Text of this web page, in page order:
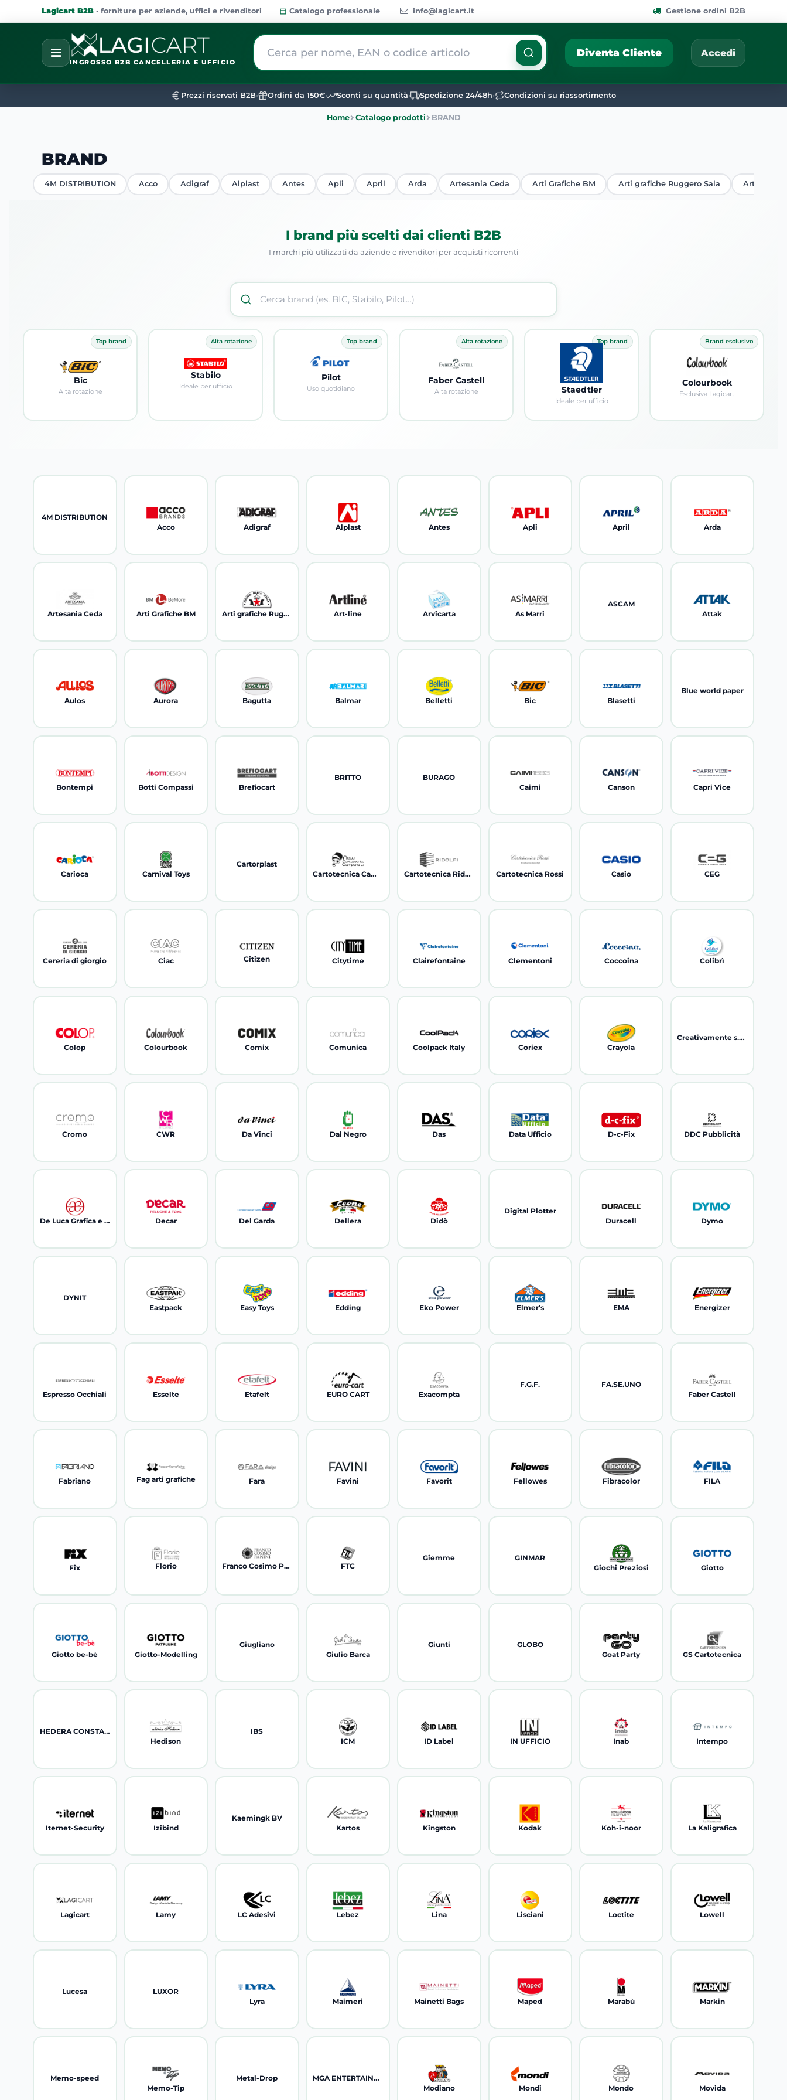
Lagicart B2B · forniture per aziende, uffici e rivenditori Catalogo professionale info@lagicart.it Gestione ordini B2B
OpenINGROSSO B2B CANCELLERIA E UFFICIO
La modifica di un filtro aggiorna automaticamente gli altri filtri disponibili. Cerca per nome,
Diventa Cliente Accedi
Prezzi riservati B2B• Ordini da 150€• Sconti su quantità• Spedizione 24/48h• Condizioni su riassortimento
Home Catalogo prodotti BRAND
BRAND
4M DISTRIBUTION Acco Adigraf Alplast Antes Apli April Arda Artesania Ceda Arti Grafiche BM Arti grafiche Ruggero Sala Art-line
I brand più scelti dai clienti B2B
I marchi più utilizzati da aziende e rivenditori per acquisti ricorrenti
Top brand
Bic
Alta rotazione
Alta rotazione
Stabilo
Ideale per ufficio
Top brand
Pilot
Uso quotidiano
Alta rotazione
Faber Castell
Alta rotazione
Top brand
Staedtler
Ideale per ufficio
Brand esclusivo
Colourbook
Esclusiva Lagicart
4M DISTRIBUTION
Acco
Adigraf Alplast Antes Apli April Arda
Artesania Ceda Arti Grafiche BM Arti grafiche Ruggero Sala Art-line Arvicarta As Marri
ASCAM
Attak
Aulos Aurora Bagutta Balmar Belletti Bic Blasetti
Blue world paper
Bontempi Botti Compassi Brefiocart
BRITTO
BURAGO
Caimi
Canson Capri Vice
Carioca Carnival Toys
Cartorplast
Cartotecnica Campana
Cartotecnica Ridolfi Cartotecnica Rossi Casio CEG
Cereria di giorgio Ciac Citizen Citytime Clairefontaine Clementoni Coccoina Colibrì
Colop Colourbook Comix Comunica Coolpack Italy Coriex Crayola
Creativamente s.r.l.
Cromo CWR Da Vinci Dal Negro Das Data Ufficio D-c-Fix DDC Pubblicità
De Luca Grafica e Cartaria Decar Del Garda Dellera Didò
Digital Plotter
Duracell
Dymo
DYNIT
Eastpack
Easy Toys Edding Eko Power Elmer's EMA Energizer
Espresso Occhiali Esselte Etafelt EURO CART Exacompta
F.G.F.
FA.SE.UNO
Faber Castell
Fabriano Fag arti grafiche Fara Favini Favorit Fellowes Fibracolor FILA
Fix Florio Franco Cosimo Panini FTC
Giemme
GINMAR
Giochi Preziosi
Giotto
Giotto be-bè Giotto-Modelling
Giugliano
Giulio Barca
Giunti
GLOBO
Goat Party
GS Cartotecnica
HEDERA CONSTANT
Hedison
IBS
ICM
ID Label IN UFFICIO Inab Intempo
Iternet-Security Izibind
Kaemingk BV
Kartos
Kingston Kodak Koh-i-noor La Kaligrafica
Lagicart Lamy LC Adesivi Lebez Lina Lisciani Loctite Lowell
Lucesa
LUXOR
Lyra
Maimeri Mainetti Bags Maped Marabù Markin
Memo-speed
Memo-Tip
Metal-Drop
MGA ENTERTAINMENT
Modiano
Mondi Mondo Movida